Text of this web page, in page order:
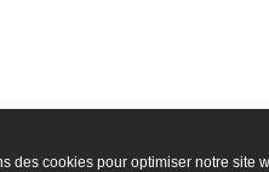
des cookies pour optimiser notre site